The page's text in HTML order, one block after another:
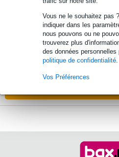
Vous ne le souhaitez pas
indiquer dans les
nous pouvons ou ne
trouverez plus
des données
politique de confidentialité.
Vos Préférences
Audix HT5
condensateur
Prix public 404 €